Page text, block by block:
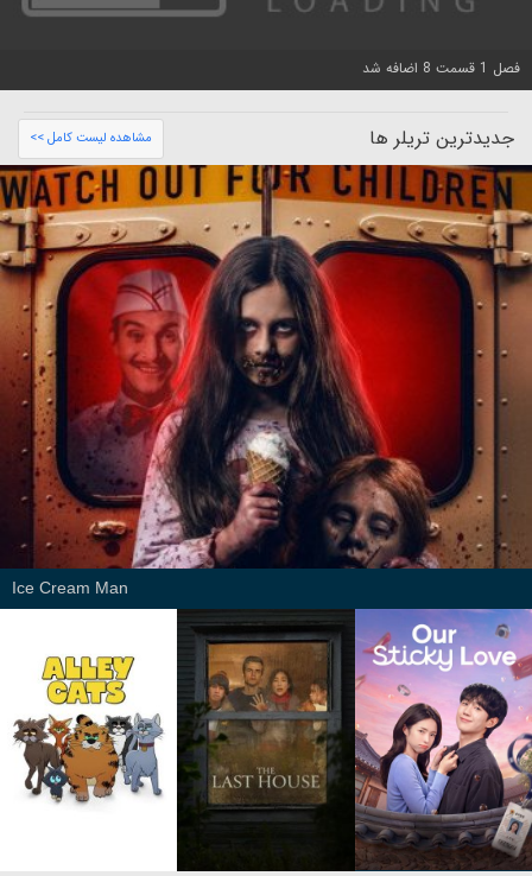
فصل 1 قسمت 8 اضافه شد
جدیدترین تریلر ها مشاهده لیست کامل >>
Ice Cream Man